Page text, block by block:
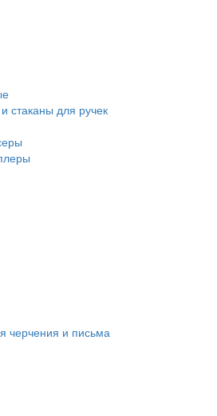
стаканы для ручек
черчения и письма